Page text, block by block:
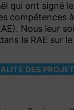
qui ont signé
compétences
Nous leur
la RAE sur
DES